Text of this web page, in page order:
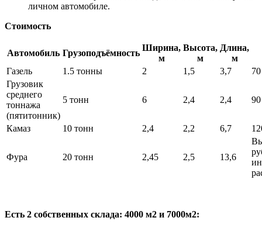
личном автомобиле.
Стоимость
Автомобиль Грузоподъёмность
Ширина,
м
Высота,
м
Длина,
м
Газель
1.5 тонны 2 1,5 3,7
Грузовик
среднего
тоннажа
(пятитонник)
5 тонн 6 2,4 2,4
Камаз 10 тонн 2,4 2,2 6,7
Фура 20 тонн 2,45 2,5 13,6
Есть 2 собственных склада: 4000 м2 и 7000м2: